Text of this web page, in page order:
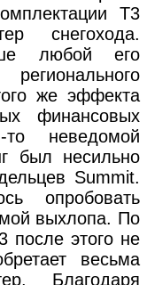
Т3
снегохода.
любой его
же эффекта
финансовых
неведомой
был несильно
Summit.
опробовать
выхлопа. По
после этого не
весьма
Благодаря